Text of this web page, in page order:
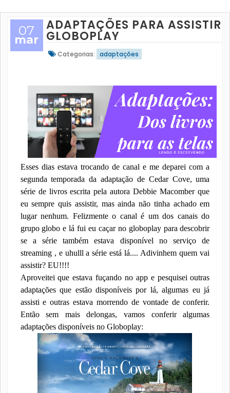
07
mar
ADAPTAÇÕES PARA ASSISTIR
GLOBOPLAY
Categorias: adaptações
Esses dias estava trocando de canal e me deparei com a
segunda temporada da adaptação de Cedar Cove, uma
série de livros escrita pela autora Debbie Macomber que
eu sempre quis assistir, mas ainda não tinha achado em
lugar nenhum. Felizmente o canal é um dos canais do
grupo globo e lá fui eu caçar no globoplay para descobrir
se a série também estava disponível no serviço de
streaming , e uhulll a série está lá.... Adivinhem quem vai
assistir? EU!!!!
Aproveitei que estava fuçando no app e pesquisei outras
adaptações que estão disponíveis por lá, algumas eu já
assisti e outras estava morrendo de vontade de conferir.
Então sem mais delongas, vamos conferir algumas
adaptações disponíveis no Globoplay: